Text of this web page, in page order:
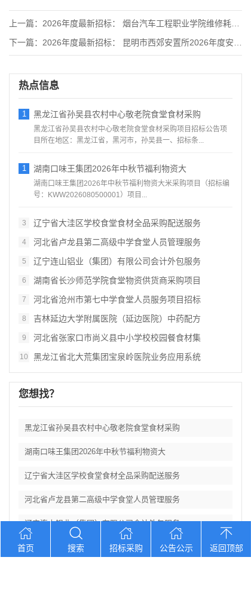
上一篇： 2026年度最新招标： 烟台汽车工程职业学院维修耗材采购招标
下一篇： 2026年度最新招标： 昆明市西郊安置所2026年度安置服务
热点信息
1 黑龙江省孙吴县农村中心敬老院食堂食材采购
黑龙江省孙吴县农村中心敬老院食堂食材采购项目招标公告项
目所在地区：黑龙江省，黑河市，孙吴县一、招标条...
1 湖南口味王集团2026年中秋节福利物资大
湖南口味王集团2026年中秋节福利物资大米采购项目（招标编
号：KWW2026080500001）项目...
3 辽宁省大洼区学校食堂食材全品采购配送服务
4 河北省卢龙县第二高级中学食堂人员管理服务
5 辽宁连山铝业（集团）有限公司会计外包服务
6 湖南省长沙师范学院食堂物资供货商采购项目
7 河北省沧州市第七中学食堂人员服务项目招标
8 吉林延边大学附属医院（延边医院）中药配方
9 河北省张家口市尚义县中小学校校园餐食材集
10 黑龙江省北大荒集团宝泉岭医院业务应用系统
您想找？
黑龙江省孙吴县农村中心敬老院食堂食材采购
湖南口味王集团2026年中秋节福利物资大
辽宁省大洼区学校食堂食材全品采购配送服务
河北省卢龙县第二高级中学食堂人员管理服务
辽宁连山铝业（集团）有限公司会计外包服务
首页 搜索 招标采购 公告公示 返回顶部